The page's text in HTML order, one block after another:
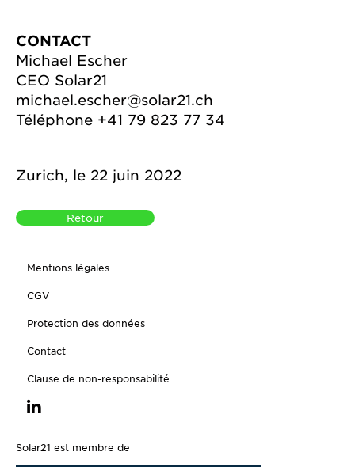
CONTACT
Michael Escher
CEO Solar21
michael.escher@solar21.ch
Téléphone +41 79 823 77 34
Zurich, le 22 juin 2022
Retour
Mentions légales
CGV
Protection des données
Contact
Clause de non-responsabilité
Solar21 est membre de